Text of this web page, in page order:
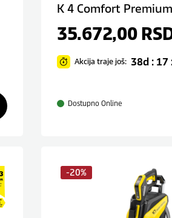
K 4 Comfort Premium
35.672,00
Akcija traje još: 38d : 17
Dostupno Online
-20%